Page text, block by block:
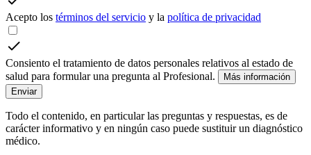
Acepto los términos del servicio y la política de privacidad
Consiento el tratamiento de datos personales relativos al estado de
salud para formular una pregunta al Profesional.
Más información
Enviar
Todo el contenido, en particular las preguntas y respuestas, es de
carácter informativo y en ningún caso puede sustituir un diagnóstico
médico.